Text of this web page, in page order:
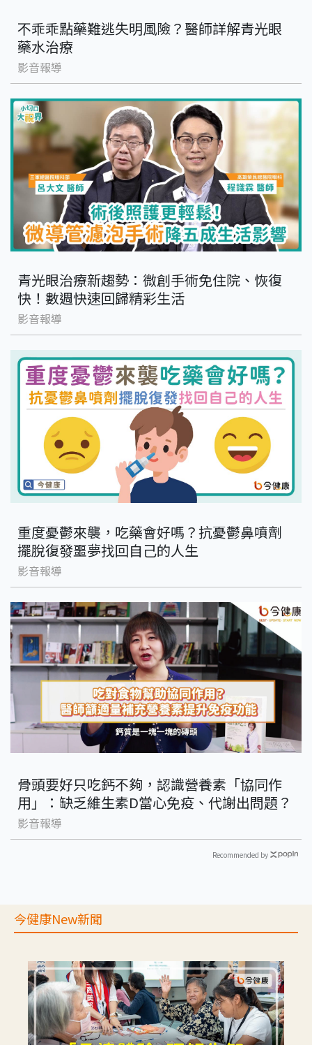
不乖乖點藥難逃失明風險？醫師詳解青光眼
藥水治療
影音報導
青光眼治療新趨勢：微創手術免住院、恢復
快！數週快速回歸精彩生活
影音報導
重度憂鬱來襲，吃藥會好嗎？抗憂鬱鼻噴劑
擺脫復發噩夢找回自己的人生
影音報導
骨頭要好只吃鈣不夠，認識營養素「協同作
用」：缺乏維生素D當心免疫、代謝出問題？
影音報導
Recommended by
今健康New新聞